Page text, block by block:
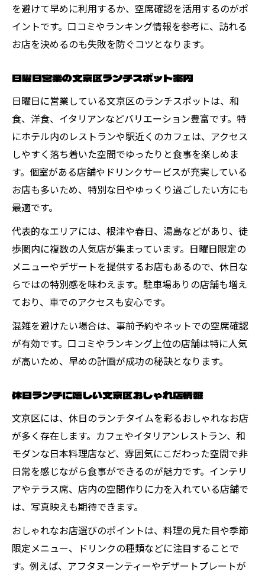
を避けて早めに利用するか、空席確認を活用するのがポ
イントです。口コミやランキング情報を参考に、訪れる
お店を決めるのも失敗を防ぐコツとなります。
日曜日営業の文京区ランチスポット案内
日曜日に営業している文京区のランチスポットは、和
食、洋食、イタリアンなどバリエーション豊富です。特
にホテル内のレストランや駅近くのカフェは、アクセス
しやすく落ち着いた空間でゆったりと食事を楽しめま
す。個室がある店舗やドリンクサービスが充実している
お店も多いため、特別な日やゆっくり過ごしたい方にも
最適です。
代表的なエリアには、根津や春日、湯島などがあり、徒
歩圏内に複数の人気店が集まっています。日曜日限定の
メニューやデザートを提供するお店もあるので、休日な
らではの特別感を味わえます。駐車場ありの店舗も増え
ており、車でのアクセスも安心です。
混雑を避けたい場合は、事前予約やネットでの空席確認
が有効です。口コミやランキング上位の店舗は特に人気
が高いため、早めの計画が成功の秘訣となります。
休日ランチに嬉しい文京区おしゃれ店情報
文京区には、休日のランチタイムを彩るおしゃれなお店
が多く存在します。カフェやイタリアンレストラン、和
モダンな日本料理店など、雰囲気にこだわった空間で非
日常を感じながら食事ができるのが魅力です。インテリ
アやテラス席、店内の空間作りに力を入れている店舗で
は、写真映えも期待できます。
おしゃれなお店選びのポイントは、料理の見た目や季節
限定メニュー、ドリンクの種類などに注目することで
す。例えば、アフタヌーンティーやデザートプレートが